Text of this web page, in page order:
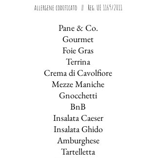
allergene codificato || Reg. UE 1169/2011
Pane & Co.
Gourmet
Foie Gras
Terrina
Crema di Cavolfiore
Mezze Maniche
Gnocchetti
BnB
Insalata Caeser
Insalata Ghido
Amburghese
Tartelletta